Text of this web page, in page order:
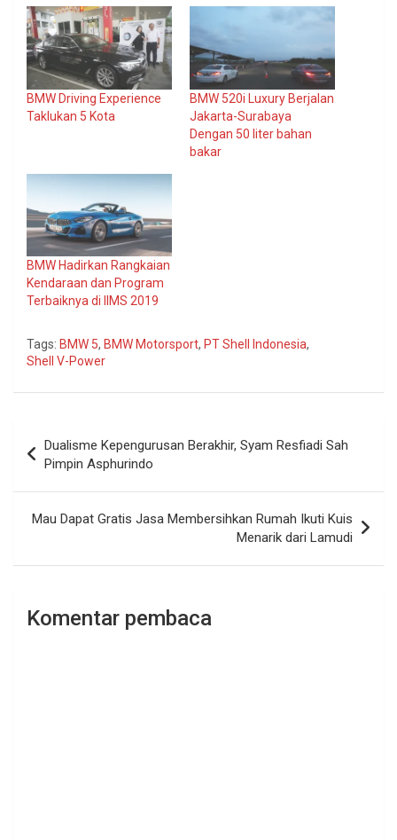
BMW Driving Experience
Taklukan 5 Kota
BMW 520i Luxury Berjalan
Jakarta-Surabaya
Dengan 50 liter bahan
bakar
BMW Hadirkan Rangkaian
Kendaraan dan Program
Terbaiknya di IIMS 2019
Tags: BMW 5, BMW Motorsport, PT Shell Indonesia,
Shell V-Power
pos
Dualisme Kepengurusan Berakhir, Syam Resfiadi Sah
Pimpin Asphurindo
Mau Dapat Gratis Jasa Membersihkan Rumah Ikuti Kuis
Menarik dari Lamudi
Komentar pembaca